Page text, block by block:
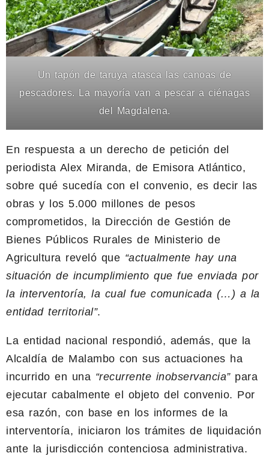
Un tapón de taruya atasca las canoas de
pescadores. La mayoría van a pescar a ciénagas
del Magdalena.
En respuesta a un derecho de petición del
periodista Alex Miranda, de Emisora Atlántico,
sobre qué sucedía con el convenio, es decir las
obras y los 5.000 millones de pesos
comprometidos, la Dirección de Gestión de
Bienes Públicos Rurales de Ministerio de
Agricultura reveló que “actualmente hay una
situación de incumplimiento que fue enviada por
la interventoría, la cual fue comunicada (…) a la
entidad territorial”.
La entidad nacional respondió, además, que la
Alcaldía de Malambo con sus actuaciones ha
incurrido en una “recurrente inobservancia”para
ejecutar cabalmente el objeto del convenio. Por
esa razón, con base en los informes de la
interventoría, iniciaron los trámites de liquidación
ante la jurisdicción contenciosa administrativa.